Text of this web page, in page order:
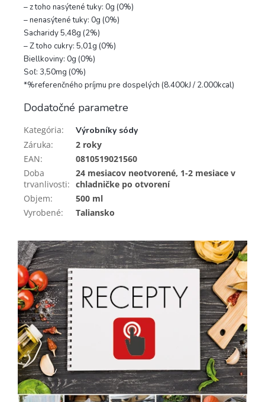
– z toho nasýtené tuky: 0g (0%)
– nenasýtené tuky: 0g (0%)
Sacharidy 5,48g (2%)
– Z toho cukry: 5,01g (0%)
Biellkoviny: 0g (0%)
Soľ: 3,50mg (0%)
*%referenčného príjmu pre dospelých (8.400kJ / 2.000kcal)
Dodatočné parametre
Kategória:
Výrobníky sódy
Záruka:
2 roky
EAN:
0810519021560
Doba
trvanlivosti:
24 mesiacov neotvorené, 1-2 mesiace v
chladničke po otvorení
Objem:
500 ml
Vyrobené: Taliansko